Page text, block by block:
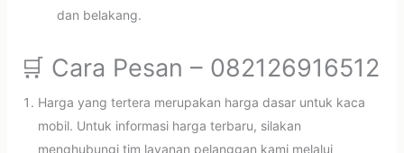
dan belakang.
🛒 Cara Pesan – 082126916512
Harga yang tertera merupakan harga dasar untuk kaca
mobil. Untuk informasi harga terbaru, silakan
menghubungi tim layanan pelanggan kami melalui